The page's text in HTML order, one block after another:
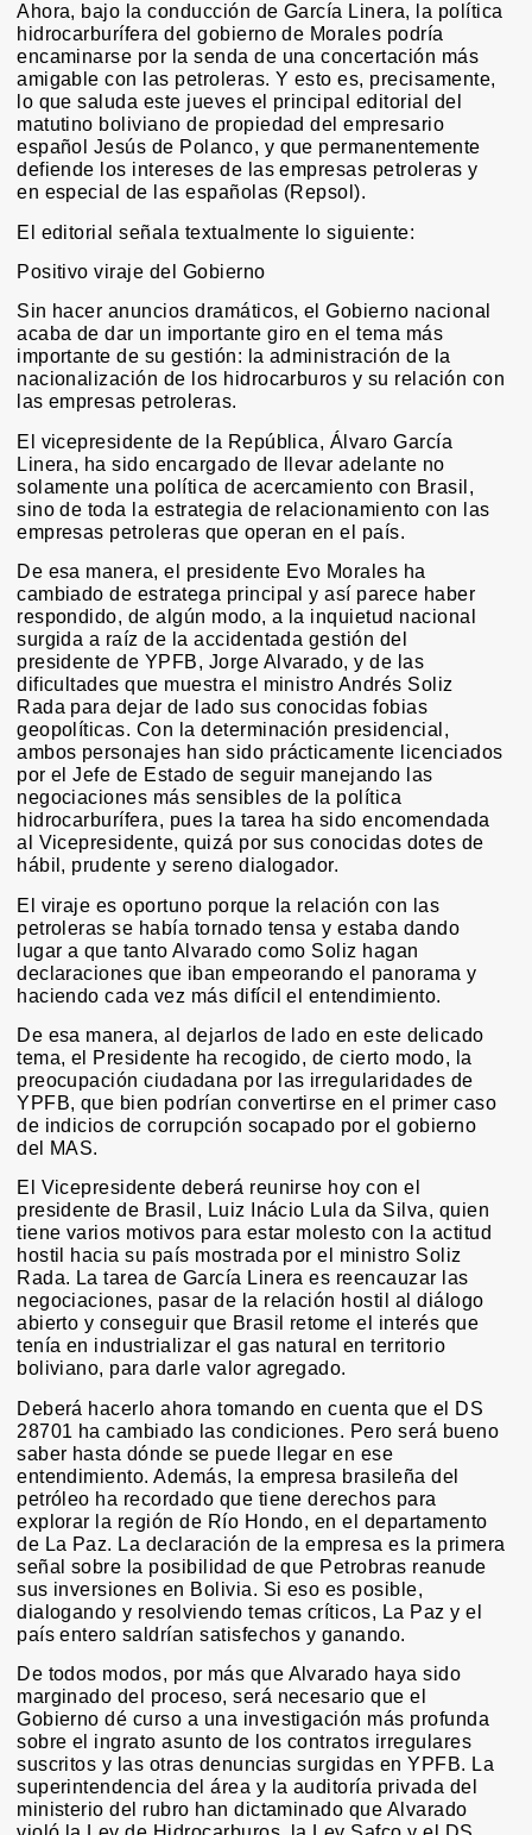
Ahora, bajo la conducción de García Linera, la política
hidrocarburífera del gobierno de Morales podría
encaminarse por la senda de una concertación más
amigable con las petroleras. Y esto es, precisamente,
lo que saluda este jueves el principal editorial del
matutino boliviano de propiedad del empresario
español Jesús de Polanco, y que permanentemente
defiende los intereses de las empresas petroleras y
en especial de las españolas (Repsol).
El editorial señala textualmente lo siguiente:
Positivo viraje del Gobierno
Sin hacer anuncios dramáticos, el Gobierno nacional
acaba de dar un importante giro en el tema más
importante de su gestión: la administración de la
nacionalización de los hidrocarburos y su relación con
las empresas petroleras.
El vicepresidente de la República, Álvaro García
Linera, ha sido encargado de llevar adelante no
solamente una política de acercamiento con Brasil,
sino de toda la estrategia de relacionamiento con las
empresas petroleras que operan en el país.
De esa manera, el presidente Evo Morales ha
cambiado de estratega principal y así parece haber
respondido, de algún modo, a la inquietud nacional
surgida a raíz de la accidentada gestión del
presidente de YPFB, Jorge Alvarado, y de las
dificultades que muestra el ministro Andrés Soliz
Rada para dejar de lado sus conocidas fobias
geopolíticas. Con la determinación presidencial,
ambos personajes han sido prácticamente licenciados
por el Jefe de Estado de seguir manejando las
negociaciones más sensibles de la política
hidrocarburífera, pues la tarea ha sido encomendada
al Vicepresidente, quizá por sus conocidas dotes de
hábil, prudente y sereno dialogador.
El viraje es oportuno porque la relación con las
petroleras se había tornado tensa y estaba dando
lugar a que tanto Alvarado como Soliz hagan
declaraciones que iban empeorando el panorama y
haciendo cada vez más difícil el entendimiento.
De esa manera, al dejarlos de lado en este delicado
tema, el Presidente ha recogido, de cierto modo, la
preocupación ciudadana por las irregularidades de
YPFB, que bien podrían convertirse en el primer caso
de indicios de corrupción socapado por el gobierno
del MAS.
El Vicepresidente deberá reunirse hoy con el
presidente de Brasil, Luiz Inácio Lula da Silva, quien
tiene varios motivos para estar molesto con la actitud
hostil hacia su país mostrada por el ministro Soliz
Rada. La tarea de García Linera es reencauzar las
negociaciones, pasar de la relación hostil al diálogo
abierto y conseguir que Brasil retome el interés que
tenía en industrializar el gas natural en territorio
boliviano, para darle valor agregado.
Deberá hacerlo ahora tomando en cuenta que el DS
28701 ha cambiado las condiciones. Pero será bueno
saber hasta dónde se puede llegar en ese
entendimiento. Además, la empresa brasileña del
petróleo ha recordado que tiene derechos para
explorar la región de Río Hondo, en el departamento
de La Paz. La declaración de la empresa es la primera
señal sobre la posibilidad de que Petrobras reanude
sus inversiones en Bolivia. Si eso es posible,
dialogando y resolviendo temas críticos, La Paz y el
país entero saldrían satisfechos y ganando.
De todos modos, por más que Alvarado haya sido
marginado del proceso, será necesario que el
Gobierno dé curso a una investigación más profunda
sobre el ingrato asunto de los contratos irregulares
suscritos y las otras denuncias surgidas en YPFB. La
superintendencia del área y la auditoría privada del
ministerio del rubro han dictaminado que Alvarado